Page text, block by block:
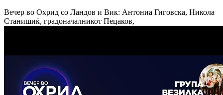
Вечер во Охрид со Ландов и Вик: Антониа Гиговска, Никола
Станишиќ, градоначалникот Пецаков,